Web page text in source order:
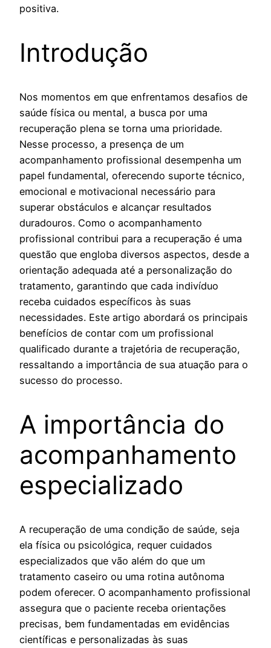
positiva.
Introdução
Nos momentos em que enfrentamos desafios de
saúde física ou mental, a busca por uma
recuperação plena se torna uma prioridade.
Nesse processo, a presença de um
acompanhamento profissional desempenha um
papel fundamental, oferecendo suporte técnico,
emocional e motivacional necessário para
superar obstáculos e alcançar resultados
duradouros. Como o acompanhamento
profissional contribui para a recuperação é uma
questão que engloba diversos aspectos, desde a
orientação adequada até a personalização do
tratamento, garantindo que cada indivíduo
receba cuidados específicos às suas
necessidades. Este artigo abordará os principais
benefícios de contar com um profissional
qualificado durante a trajetória de recuperação,
ressaltando a importância de sua atuação para o
sucesso do processo.
A importância do
acompanhamento
especializado
A recuperação de uma condição de saúde, seja
ela física ou psicológica, requer cuidados
especializados que vão além do que um
tratamento caseiro ou uma rotina autônoma
podem oferecer. O acompanhamento profissional
assegura que o paciente receba orientações
precisas, bem fundamentadas em evidências
científicas e personalizadas às suas